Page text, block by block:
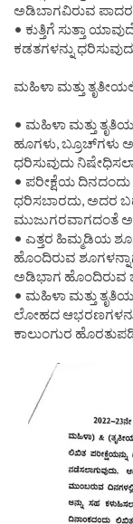
ಅಡಿಬಾಗವಿರುವ
• ಕುತ್ತಿಗೆ ಸುತ್ತಾ
ಕಡತಗಳನ್ನು
ಮಹಿಳಾ ಮತ್ತು
• ಮಹಿಳಾ ಮತ್ತು
ಹೂಗಳು, ಬ್ರೂಚ್‌ಗಳು
ಧರಿಸುವುದು
• ಪರೀಕ್ಷೆಯ ದಿನದಂದು
ಧರಿಸಬಾರದು, ಅದರ
ಮುಜುಗರವಾಗದಂತೆ
• ಎತ್ತರ ಹಿಮ್ಮಡಿಯ
ಹೊಂದಿರುವ
ಅಡಿಭಾಗ ಹೊಂದಿರುವ
• ಮಹಿಳಾ ಮತ್ತು
ಲೋಹದ ಆಭರಣಗಳನ್ನು
ಕಾಲುಂಗುರ